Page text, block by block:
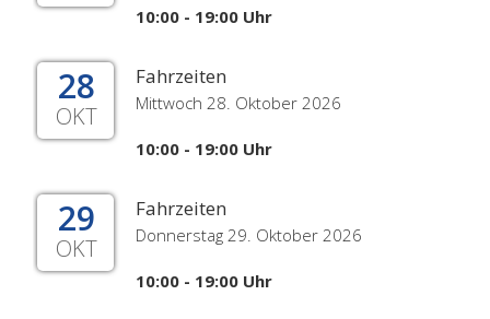
10:00 - 19:00 Uhr
28
OKT
Fahrzeiten
Mittwoch 28. Oktober 2026
10:00 - 19:00 Uhr
29
OKT
Fahrzeiten
Donnerstag 29. Oktober 2026
10:00 - 19:00 Uhr